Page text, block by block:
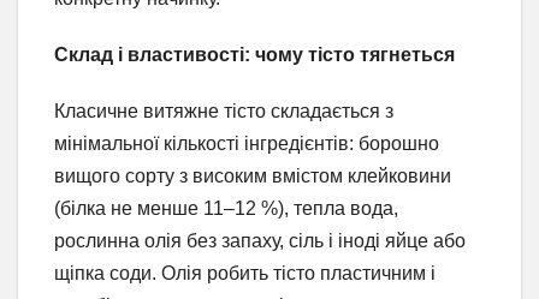
Склад і властивості: чому тісто тягнеться
Класичне витяжне тісто складається з
мінімальної кількості інгредієнтів: борошно
вищого сорту з високим вмістом клейковини
(білка не менше 11–12 %), тепла вода,
рослинна олія без запаху, сіль і іноді яйце або
щіпка соди. Олія робить тісто пластичним і